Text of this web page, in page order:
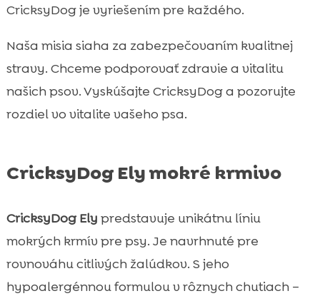
CricksyDog je vyriešením pre každého.
Naša misia siaha za zabezpečovaním kvalitnej
stravy. Chceme podporovať zdravie a vitalitu
našich psov. Vyskúšajte CricksyDog a pozorujte
rozdiel vo vitalite vašeho psa.
CricksyDog Ely mokré krmivo
CricksyDog Ely predstavuje unikátnu líniu
mokrých krmív pre psy. Je navrhnuté pre
rovnováhu citlivých žalúdkov. S jeho
hypoalergénnou formulou v rôznych chutiach –